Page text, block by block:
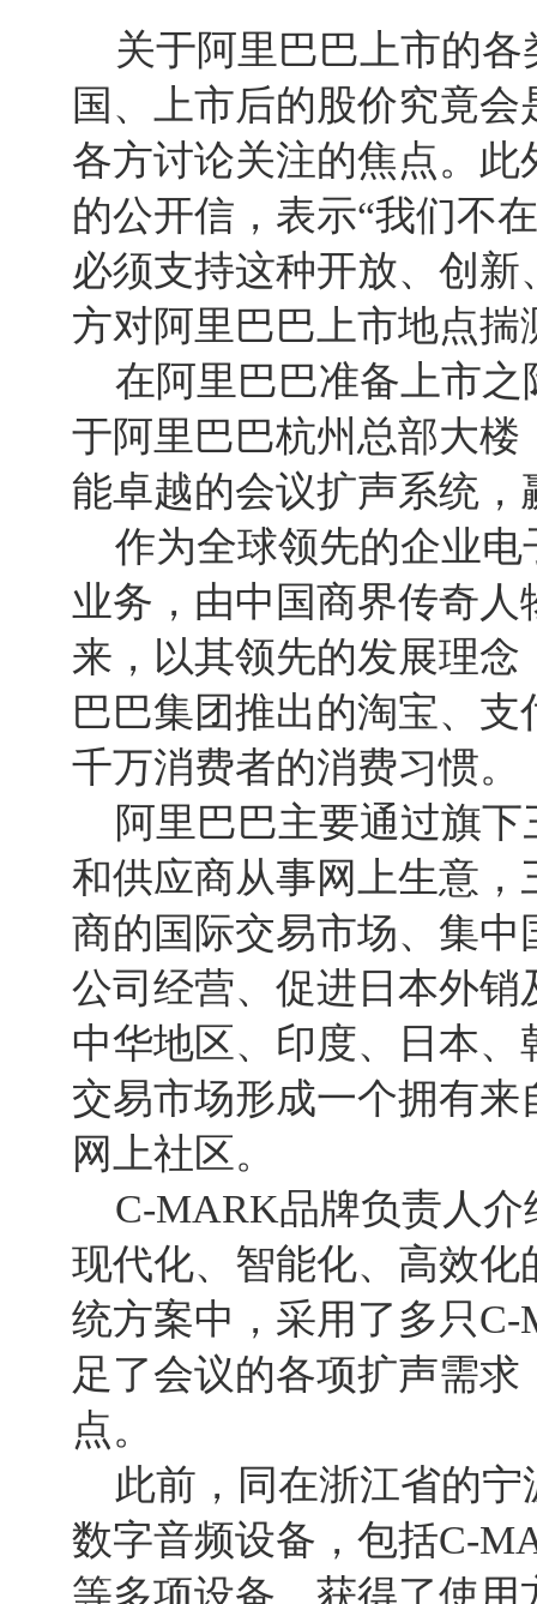
关于阿里巴巴上市的各
国、上市后的股价究竟
各方讨论关注的焦点。
的公开信，表示“我们不
必须支持这种开放、创
方对阿里巴巴上市地点揣
在阿里巴巴准备上市之
于阿里巴巴杭州总部大
能卓越的会议扩声系统
作为全球领先的企业电
业务，由中国商界传奇人
来，以其领先的发展理
巴巴集团推出的淘宝、
千万消费者的消费习惯。
阿里巴巴主要通过旗下
和供应商从事网上生意
商的国际交易市场、集
公司经营、促进日本外
中华地区、印度、日本
交易市场形成一个拥有来
网上社区。
C-MARK品牌负责人介
现代化、智能化、高效
统方案中，采用了多只
足了会议的各项扩声需
点。
此前，同在浙江省的宁
数字音频设备，包括C-
等多项设备，获得了使用